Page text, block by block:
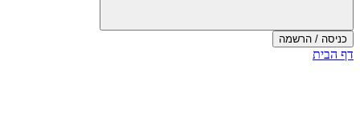
כניסה / הרשמה
סוף
דף הבית